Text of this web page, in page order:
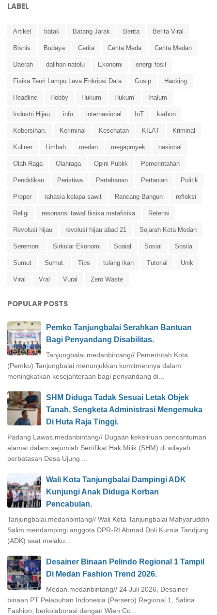
LABEL
Artikel batak Batang Jarak Berita Berita Viral
Bisnis Budaya Cerita Cerita Meda Cerita Medan
Daerah dalihan natolu Ekonomi energi fosil
Fisika Teori Lampu Lava Enkripsi Data Gosip Hacking
Headline Hobby Hukum Hukum' Inalum
Industri Hijau info internasional IoT karbon
Kebersihan. Keriminal Kesehatan KILAT Kriminal
Kuliner Limbah medan megaproyek nasional
Olah Raga Olahraga Opini Publik Pemerintahan
Pendidikan Peristiwa Pertahanan Pertanian Politik
Proper rahasia kelapa sawit Rancang Bangun refleksi
Religi resonansi tawaf fiisika metafisika Retensi
Revolusi hijau revolusi hijau abad 21 Sejarah Kota Medan
Seremoni Sirkular Ekonomi Soaial Sosial Sosila
Sumut Sumut. Tips tulang ikan Tutorial Unik
Viral Vral Vural Zero Waste
POPULAR POSTS
Pemko Tanjungbalai Serahkan Bantuan
Bagi Penyandang Disabilitas.
Tanjungbalai.medanbintang// Pemerintah Kota
(Pemko) Tanjungbalai menunjukkan komitmennya dalam
meningkatkan kesejahteraan bagi penyandang di...
SHM Diduga Tadak Sesuai Letak Objek
Tanah, Sengketa Administrasi Mengemuka
Di Huta Raja Tinggi.
Padang Lawas.medanbintang// Dugaan kekeliruan pencantuman
alamat dalam sejumlah Sertifikat Hak Milik (SHM) di wilayah
perbatasan Desa Ujung ...
Wali Kota Tanjungbalai Dampingi ADK
Kunjungi Anak Diduga Korban
Pencabulan.
Tanjungbalai.medanbintang// Wali Kota Tanjungbalai Mahyaruddin
Salim mendampingi anggota DPR-RI Ahmad Doli Kurnia Tandjung
(ADK) saat melaku...
Desainer Binaan Pelindo Regional 1 Tampil
Di Medan Fashion Trend 2026.
Medan.medanbintang// 24 Juli 2026, Desainer
binaan PT Pelabuhan Indonesia (Persero) Regional 1, Safina
Fashion, berkolaborasi dengan Wien Co...